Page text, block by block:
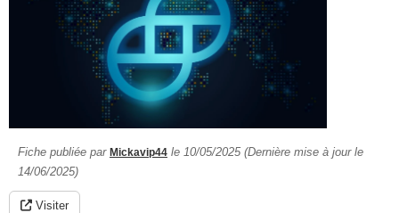
Fiche publiée par Mickavip44 le 10/05/2025 (Dernière mise à jour le
14/06/2025)
Visiter